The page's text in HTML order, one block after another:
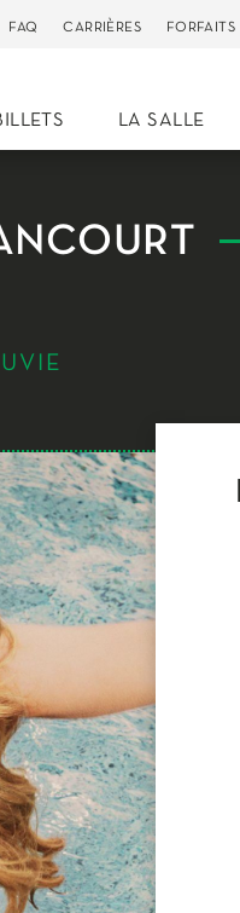
FAQ CARRIÈRES FORFAITS
LA SALLE